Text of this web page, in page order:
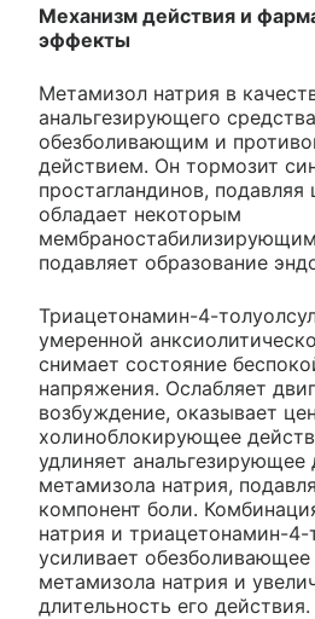
Механизм действия и
эффекты
Метамизол натрия в
анальгезирующего
обезболивающим и
действием. Он тормозит
простагландинов, подавляя
обладает некоторым
подавляет образование
Триацетонамин-4-
умеренной
снимает состояние
напряжения. Ослабляет
возбуждение, оказывает
холиноблокирующее
удлиняет анальгезирующее
метамизола натрия,
компонент боли.
натрия и триацетонамин-4-
усиливает
метамизола натрия и
длительность его действия.